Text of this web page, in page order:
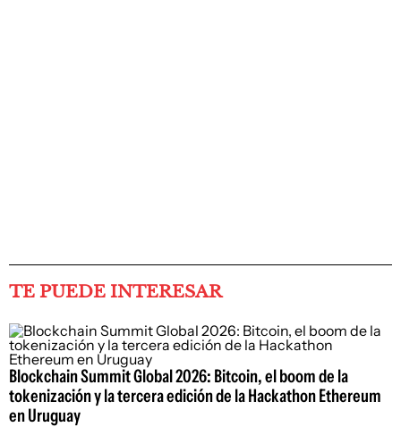
TE PUEDE INTERESAR
Blockchain Summit Global 2026: Bitcoin, el boom de la
tokenización y la tercera edición de la Hackathon Ethereum
en Uruguay